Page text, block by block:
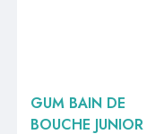
GUM BAIN DE
BOUCHE JUNIOR